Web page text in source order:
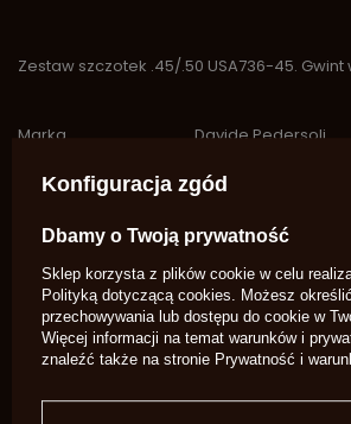
Zestaw szczotek .45/.50 USA736-45. Gwint
Marka
Davide Pedersoli
Kaliber Więcej .31/.40
Potrzebujesz pomocy? Masz
Zadaj pytanie a my odpowiemy
niezwłocznie, najciekawsze pytania i
odpowiedzi publikując dla innych.
OPINIE O ZESTAW SZCZOTEK
Konfiguracja zgód
Dbamy o Twoją prywatność
Sklep korzysta z plików cookie w celu
Polityką dotyczącą cookies . Możesz
przechowywania lub dostępu do cookie w
Więcej informacji na temat warunków i
znaleźć także na stronie Prywatność i